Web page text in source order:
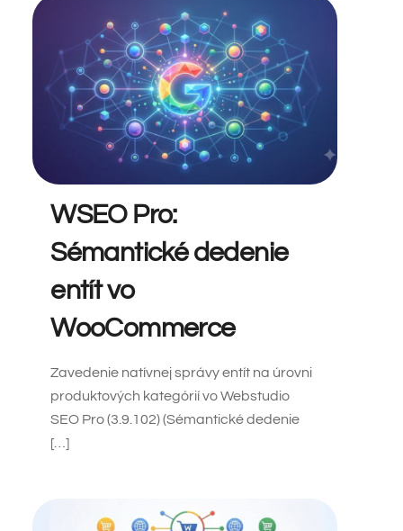
WSEO Pro:
Sémantické dedenie
entít vo
WooCommerce
Zavedenie natívnej správy entít na úrovni
produktových kategórií vo Webstudio
SEO Pro (3.9.102) (Sémantické dedenie
[…]